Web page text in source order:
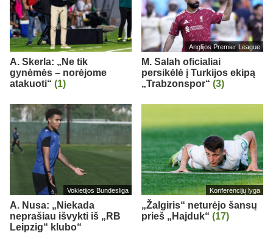
A. Skerla: „Ne tik
gynėmės – norėjome
atakuoti“ (1)
Anglijos Premier League
M. Salah oficialiai
persikėlė į Turkijos ekipą
„Trabzonspor“ (3)
Vokietijos Bundesliga
A. Nusa: „Niekada
neprašiau išvykti iš „RB
Leipzig“ klubo“
Konferencijų lyga
„Žalgiris“ neturėjo šansų
prieš „Hajduk“ (17)